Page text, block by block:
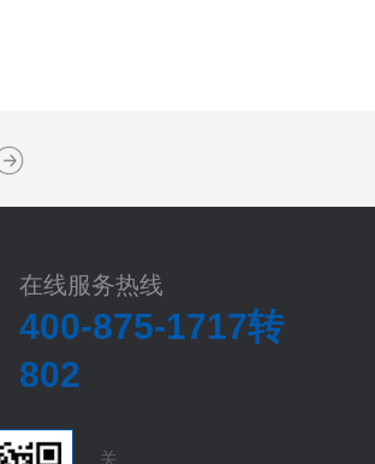
在线服务热线
400-875-1717转
802
关